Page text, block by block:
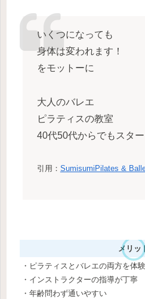
いくつになっても
身体は変われます！
をモットーに
大人のバレエ
ピラティスの教室
40代50代からでもスタ
引用： SumisumiPilates &
メリッ
・ピラティスとバレエの両方を体
・インストラクターの指導が丁寧
・年齢問わず通いやすい